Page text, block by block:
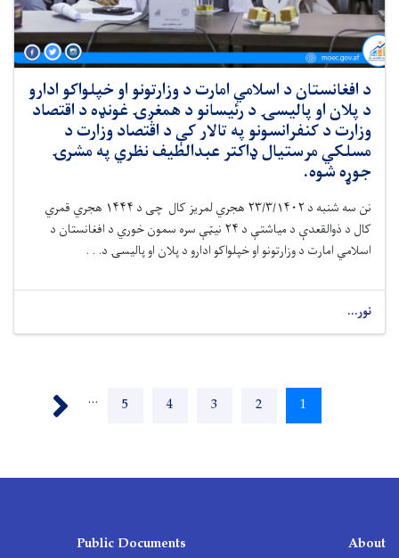
د افغانستان د اسلامي امارت د وزارتونو او خپلواکو ادارو
د پلان او پالیسۍ د رئیسانو د همغږۍ غونډه د اقتصاد
وزارت د کنفرانسونو په تالار کې د اقتصاد وزارت د
مسلکي مرستیال ډاکتر عبدالطیف نظري په مشرۍ
جوړه شوه.
نن سه شنبه د ۲۳/۳/۱۴۰۲ هجري لمریز کال چی د ۱۴۴۴ هجري قمري
کال د ذوالقعدې د میاشتې د ۲۴ نیټې سره سمون خوري د افغانستان د
اسلامي امارت د وزارتونو او خپلواکو ادارو د پلان او پالیسۍ د. . .
نور...
اوسنی
1
Page
2
Page
3
Page
4
Page
5
…
About
Public Documents